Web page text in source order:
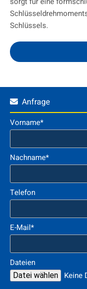
Schlüssels.
 Anfrage
Vorname*
Nachname*
Telefon
E-Mail*
Dateien
Datei wählen
Keine